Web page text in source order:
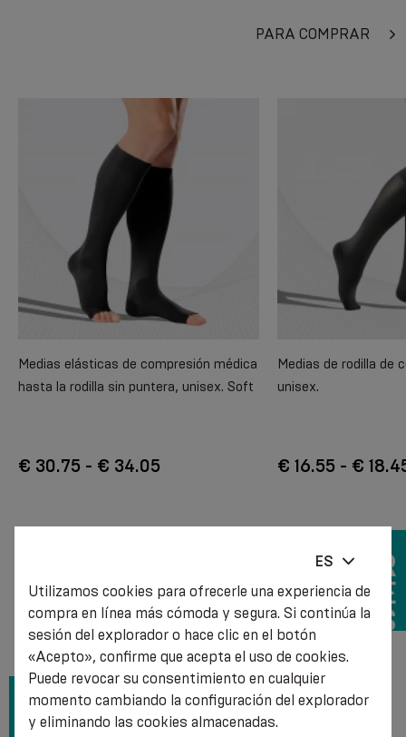
PARA COMPRAR
Medias elásticas de compresión médica
hasta la rodilla sin puntera, unisex. Soft
€ 30.75 - € 34.05
Medias de rodilla de
unisex.
€ 16.55 - €
BUSCADOR
DE
PRODUCTOS
ES
Utilizamos cookies para ofrecerle una experiencia de
compra en línea más cómoda y segura. Si continúa la
sesión del explorador o hace clic en el botón
«Acepto», confirme que acepta el uso de cookies.
Puede revocar su consentimiento en cualquier
momento cambiando la configuración del explorador
y eliminando las cookies almacenadas.